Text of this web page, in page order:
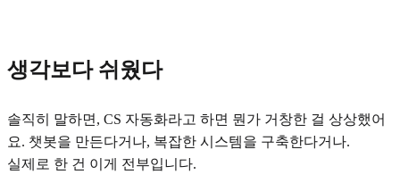
생각보다 쉬웠다
솔직히 말하면, CS 자동화라고 하면 뭔가 거창한 걸 상상했어
요. 챗봇을 만든다거나, 복잡한 시스템을 구축한다거나.
실제로 한 건 이게 전부입니다.